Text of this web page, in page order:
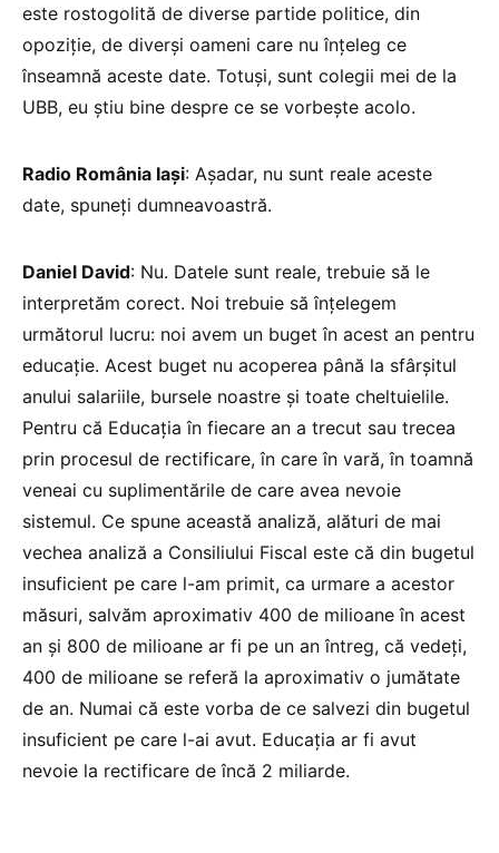
este rostogolită de diverse partide politice, din
opoziție, de diverși oameni care nu înțeleg ce
înseamnă aceste date. Totuși, sunt colegii mei de la
UBB, eu știu bine despre ce se vorbește acolo.
Radio România Iași: Așadar, nu sunt reale aceste
date, spuneți dumneavoastră.
Daniel David: Nu. Datele sunt reale, trebuie să le
interpretăm corect. Noi trebuie să înțelegem
următorul lucru: noi avem un buget în acest an pentru
educație. Acest buget nu acoperea până la sfârșitul
anului salariile, bursele noastre și toate cheltuielile.
Pentru că Educația în fiecare an a trecut sau trecea
prin procesul de rectificare, în care în vară, în toamnă
veneai cu suplimentările de care avea nevoie
sistemul. Ce spune această analiză, alături de mai
vechea analiză a Consiliului Fiscal este că din bugetul
insuficient pe care l-am primit, ca urmare a acestor
măsuri, salvăm aproximativ 400 de milioane în acest
an și 800 de milioane ar fi pe un an întreg, că vedeți,
400 de milioane se referă la aproximativ o jumătate
de an. Numai că este vorba de ce salvezi din bugetul
insuficient pe care l-ai avut. Educația ar fi avut
nevoie la rectificare de încă 2 miliarde.